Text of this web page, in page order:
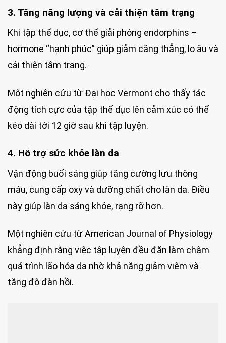
3. Tăng năng lượng và cải thiện tâm trạng
Khi tập thể dục, cơ thể giải phóng endorphins –
hormone “hạnh phúc” giúp giảm căng thẳng, lo âu và
cải thiện tâm trạng.
Một nghiên cứu từ Đại học Vermont cho thấy tác
động tích cực của tập thể dục lên cảm xúc có thể
kéo dài tới 12 giờ sau khi tập luyện.
4. Hỗ trợ sức khỏe làn da
Vận động buổi sáng giúp tăng cường lưu thông
máu, cung cấp oxy và dưỡng chất cho làn da. Điều
này giúp làn da sáng khỏe, rạng rỡ hơn.
Một nghiên cứu từ American Journal of Physiology
khẳng định rằng việc tập luyện đều đặn làm chậm
quá trình lão hóa da nhờ khả năng giảm viêm và
tăng độ đàn hồi.